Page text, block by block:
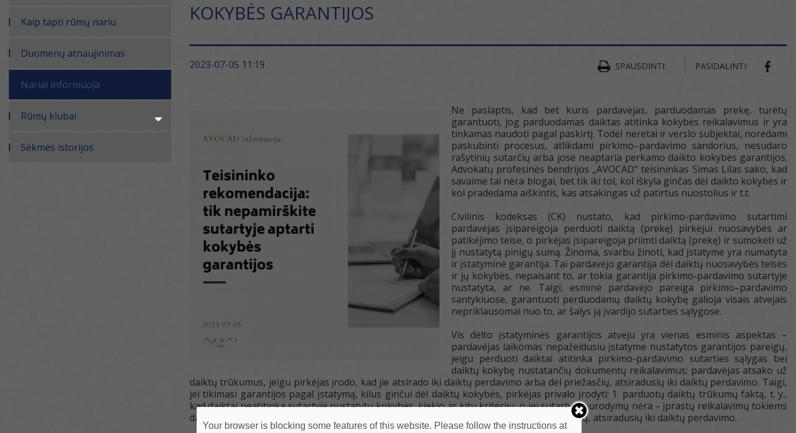
Kaip tapti rūmų nariu
Duomenų atnaujinimas
Nariai informuoja
Rūmų klubai
Sėkmės istorijos
KOKYBĖS GARANTIJOS
2023-07-05 11:19 SPAUSDINTI: PASIDALINTI:
Ne paslaptis, kad bet kuris pardavėjas, parduodamas prekę, turėtų
garantuoti, jog parduodamas daiktas atitinka kokybės reikalavimus ir yra
tinkamas naudoti pagal paskirtį. Todėl neretai ir verslo subjektai, norėdami
paskubinti procesus, atlikdami pirkimo–pardavimo sandorius, nesudaro
rašytinių sutarčių arba jose neaptaria perkamo daikto kokybės garantijos.
Advokatų profesinės bendrijos „AVOCAD“ teisininkas Simas Lilas sako, kad
savaime tai nėra blogai, bet tik iki tol, kol iškyla ginčas dėl daikto kokybės ir
kol pradedama aiškintis, kas atsakingas už patirtus nuostolius ir t.t.
Civilinis kodeksas (CK) nustato, kad pirkimo-pardavimo sutartimi
pardavėjas įsipareigoja perduoti daiktą (prekę) pirkėjui nuosavybės ar
patikėjimo teise, o pirkėjas įsipareigoja priimti daiktą (prekę) ir sumokėti už
jį nustatytą pinigų sumą. Žinoma, svarbu žinoti, kad įstatyme yra numatyta
ir įstatyminė garantija. Tai pardavėjo garantija dėl daiktų nuosavybės teisės
ir jų kokybės, nepaisant to, ar tokia garantija pirkimo-pardavimo sutartyje
nustatyta, ar ne. Taigi, esminė pardavėjo pareiga pirkimo–pardavimo
santykiuose, garantuoti perduodamų daiktų kokybę galioja visais atvejais
nepriklausomai nuo to, ar šalys ją įvardijo sutarties sąlygose.
Vis dėlto įstatyminės garantijos atveju yra vienas esminis aspektas –
pardavėjas laikomas nepažeidusiu įstatyme nustatytos garantijos pareigų,
jeigu perduoti daiktai atitinka pirkimo-pardavimo sutarties sąlygas bei
daiktų kokybę nustatančių dokumentų reikalavimus; pardavėjas atsako už
daiktų trūkumus, jeigu pirkėjas įrodo, kad jie atsirado iki daiktų perdavimo arba dėl priežasčių, atsiradusių iki daiktų perdavimo. Taigi,
jei tikimasi garantijos pagal įstatymą, kilus ginčui dėl daiktų kokybės, pirkėjas privalo įrodyti: 1. parduotų daiktų trūkumų faktą, t. y.,
kad daiktai neatitinka sutartyje nustatytų kokybės, kiekio ar kitų kriterijų, o jei sutartyje nurodymų nėra – įprastų reikalavimų tokiems
daiktams, ir 2. faktą, kad daikto trūkumai atsirado iki daiktų perdavimo arba dėl priežasčių, atsiradusių iki daiktų perdavimo.
Your browser is blocking some features of this website. Please follow the instructions at